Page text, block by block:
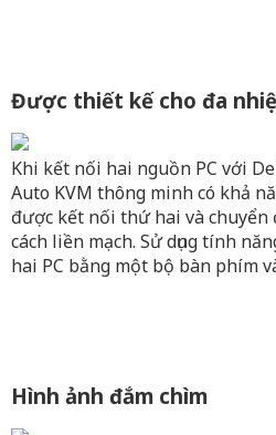
Được thiết kế cho đa
Khi kết nối hai nguồn PC với
Auto KVM thông minh có khả
được kết nối thứ hai và
cách liền mạch. Sử dụng tính
hai PC bằng một bộ bàn phím
Hình ảnh đắm chìm